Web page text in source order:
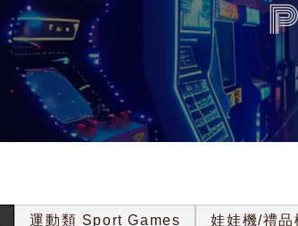
運動類 Sport Games 娃娃機/禮